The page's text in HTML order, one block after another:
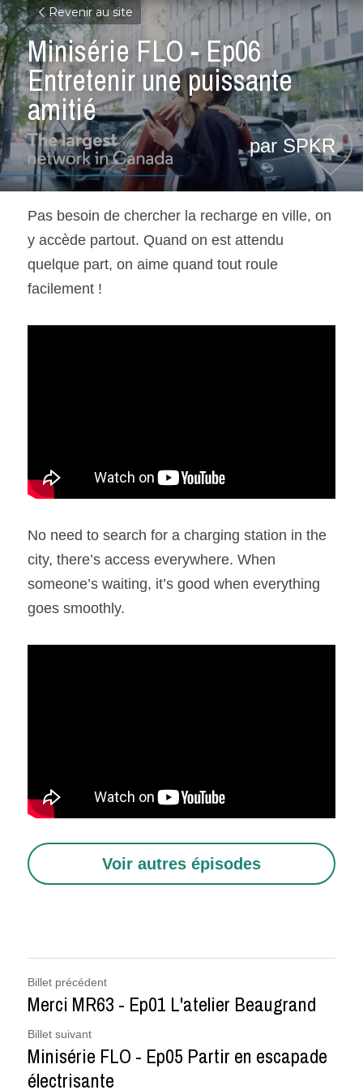
Revenir au site
Minisérie FLO - Ep06
Entretenir une puissante
amitié
par SPKR
Pas besoin de chercher la recharge en ville, on
y accède partout. Quand on est attendu
quelque part, on aime quand tout roule
facilement !
No need to search for a charging station in the
city, there’s access everywhere. When
someone’s waiting, it’s good when everything
goes smoothly.
Voir autres épisodes
Billet précédent
Merci MR63 - Ep01 L'atelier Beaugrand
Billet suivant
Minisérie FLO - Ep05 Partir en escapade
électrisante